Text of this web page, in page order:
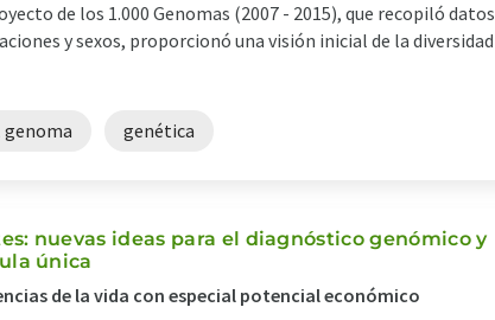
de los 1.000 Genomas (2007 - 2015), que recopiló datos
y sexos, proporcionó una visión inicial de la diversidad
genoma genética
nuevas ideas para el diagnóstico genómico y
única
de la vida con especial potencial económico